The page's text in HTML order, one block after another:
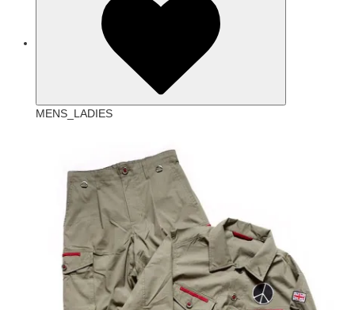
MENS_LADIES